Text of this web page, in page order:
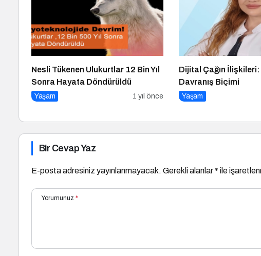
Nesli Tükenen Ulukurtlar 12 Bin Yıl
Sonra Hayata Döndürüldü
Yaşam 1 yıl önce
Dijital Çağın
Davranış Biçimi
Yaşam
Bir Cevap Yaz
E-posta adresiniz yayınlanmayacak. Gerekli alanlar* ile
Yorumunuz *